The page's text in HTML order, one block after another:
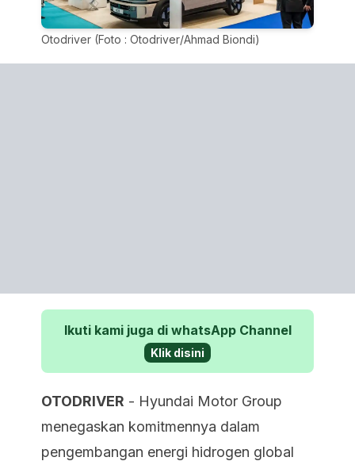
Otodriver (Foto : Otodriver/Ahmad Biondi)
Ikuti kami juga di whatsApp Channel
Klik disini
OTODRIVER - Hyundai Motor Group
menegaskan komitmennya dalam
pengembangan energi hidrogen global